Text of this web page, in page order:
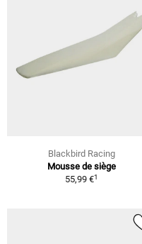
Blackbird Racing
Mousse de siège
55,99 €1